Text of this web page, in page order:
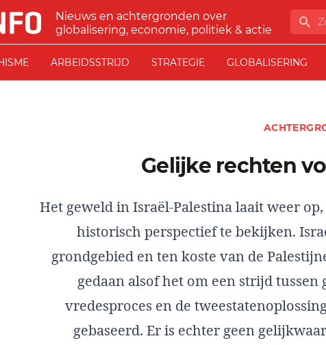
Nieuws en achtergronden over
globalisering, economie, politiek & actie
Zoeken
ARBEIDSSTRIJD STRATEGIE GLOBALISERING
Gelijke rechten
Het geweld in Israël-Palestina laait weer
historisch perspectief te bekijken.
grondgebied en ten koste van de
gedaan alsof het om een strijd
vredesproces en de
gebaseerd. Er is echter geen